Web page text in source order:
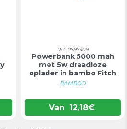
Ref: PS97909
Powerbank 5000 mah
met 5w draadloze
oplader in bambo Fitch
BAMBOO
Van 12,18€